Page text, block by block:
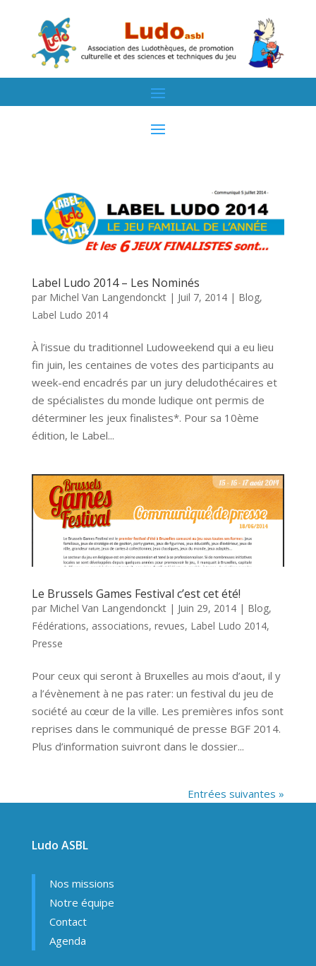
Label Ludo 2014 – Les Nominés
par Michel Van Langendonckt| Juil 7, 2014| Blog,
Label Ludo 2014
À l’issue du traditionnel Ludoweekend qui a eu lieu
fin juin, les centaines de votes des participants au
week-end encadrés par un jury deludothécaires et
de spécialistes du monde ludique ont permis de
déterminer les jeux finalistes*. Pour sa 10ème
édition, le Label...
Le Brussels Games Festival c’est cet été!
par Michel Van Langendonckt| Juin 29, 2014| Blog,
Fédérations, associations, revues, Label Ludo 2014,
Presse
Pour ceux qui seront à Bruxelles au mois d’aout, il y
a l’évènement à ne pas rater: un festival du jeu de
société au cœur de la ville. Les premières infos sont
reprises dans le communiqué de presse BGF 2014.
Plus d’information suivront dans le dossier...
Entrées suivantes »
Ludo ASBL
Nos missions
Notre équipe
Contact
Agenda